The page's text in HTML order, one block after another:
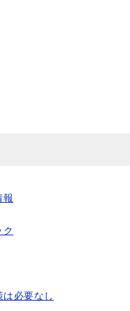
報
ク
は必要なし